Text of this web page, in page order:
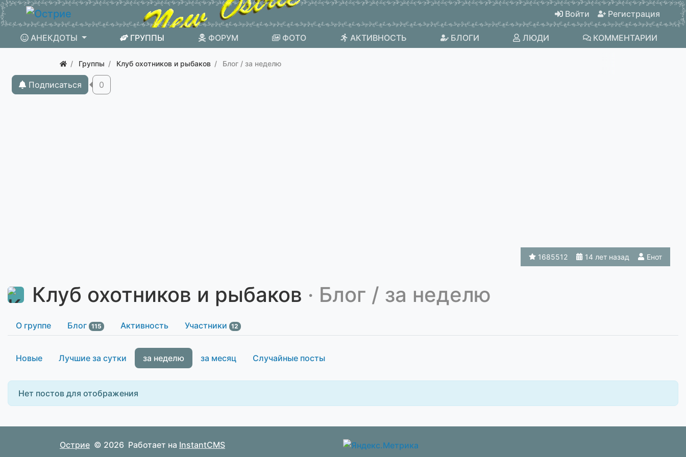
Войти Регистрация
АНЕКДОТЫ ГРУППЫ ФОРУМ ФОТО АКТИВНОСТЬ БЛОГИ ЛЮДИ КОММЕНТАРИИ
Группы Клуб охотников и рыбаков Блог / за неделю
Подписаться 0
1685512 14 лет назад Енот
Клуб охотников и рыбаков · Блог / за неделю
О группе Блог 115 Активность Участники 12
Новые Лучшие за сутки за неделю за месяц Случайные посты
Нет постов для отображения
Острие © 2026 Работает на InstantCMS